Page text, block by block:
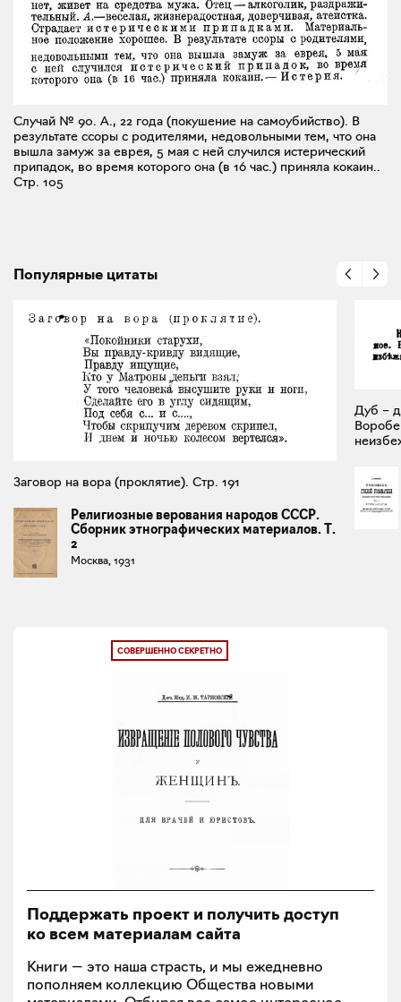
Случай № 90. А., 22 года (покушение на самоубийство). В
результате ссоры с родителями, недовольными тем, что она
вышла замуж за еврея, 5 мая с ней случился истерический
припадок, во время которого она (в 16 час.) приняла кокаин..
Стр. 105
Популярные цитаты
Заговор на вора (проклятие). Стр. 191
Религиозные верования народов СССР.
Сборник этнографических материалов. Т.
2
Москва, 1931
Дуб –
СОВЕРШЕННО СЕКРЕТНО
Поддержать проект и получить доступ
ко всем материалам сайта
Книги — это наша страсть, и мы ежедневно
пополняем коллекцию Общества новыми